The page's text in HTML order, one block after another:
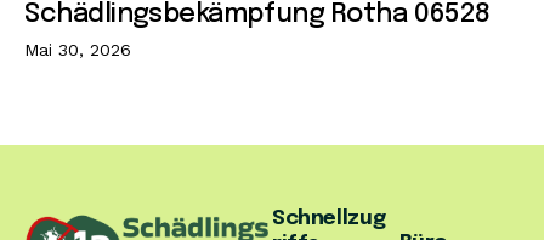
Schädlingsbekämpfung Rotha 06528
Mai 30, 2026
Schnellzug